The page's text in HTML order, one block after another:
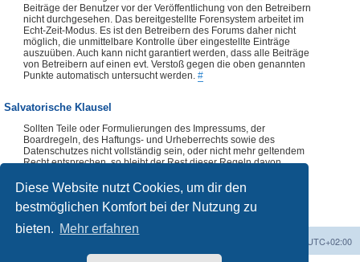
Diese Website nutzt Cookies, um dir den
bestmöglichen Komfort bei der Nutzung zu
bieten. Mehr erfahren
Beiträge der Benutzer vor der Veröffentlichung von den Betreibern
nicht durchgesehen. Das bereitgestellte Forensystem arbeitet im
Echt-Zeit-Modus. Es ist den Betreibern des Forums daher nicht
möglich, die unmittelbare Kontrolle über eingestellte Einträge
auszuüben. Auch kann nicht garantiert werden, dass alle Beiträge
von Betreibern auf einen evt. Verstoß gegen die oben genannten
Punkte automatisch untersucht werden. #
Salvatorische Klausel
Sollten Teile oder Formulierungen des Impressums, der
Boardregeln, des Haftungs- und Urheberrechts sowie des
Datenschutzes nicht vollständig sein, oder nicht mehr geltendem
Recht entsprechen, so bleibt der Rest dieser Regeln davon
auszugsweise, ist ohne vorherige Abklärung mit dem Forenteam
nicht zulässig.#
UTC+02:00